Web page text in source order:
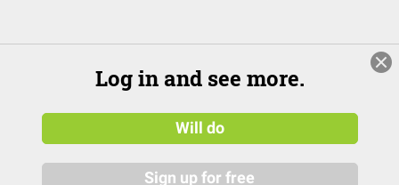
Log in and see more.
Will do
Sign up for free